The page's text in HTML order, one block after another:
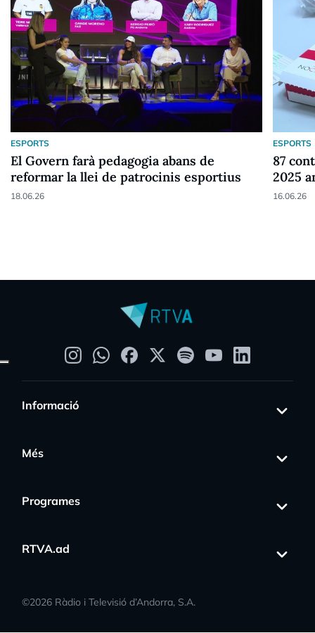
ESPORTS
El Govern farà pedagogia abans de
reformar la llei de patrocinis esportius
18.06.26
ESPORTS
87
2025
16.06.26
Informació
Més
Programes
RTVA.ad
©2026 Ràdio i Televisió d’Andorra, S.A.